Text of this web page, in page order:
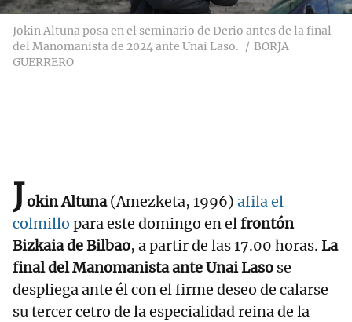
Jokin Altuna posa en el seminario de Derio antes de la final
del Manomanista de 2024 ante Unai Laso.
BORJA
GUERRERO
Jokin Altuna(Amezketa, 1996) afila el
colmillo para este domingo en elfrontón
Bizkaia de Bilbao, a partir de las 17.00 horas. La
final del Manomanista ante Unai Laso se
despliega ante él con el firme deseo de calarse
su tercer cetro de la especialidad reina de la